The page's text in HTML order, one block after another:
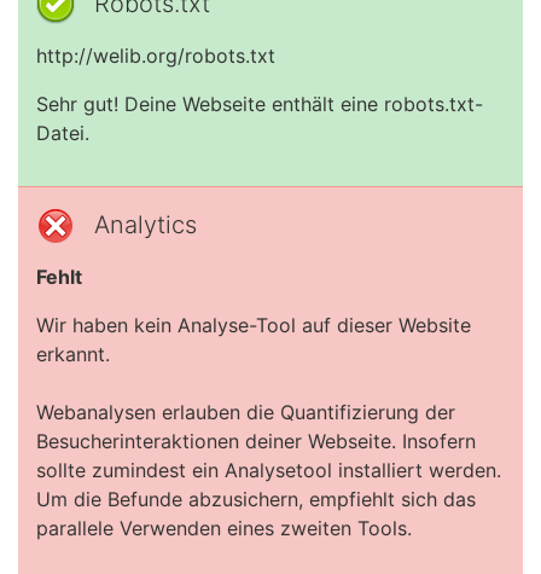
http://welib.org/robots.txt
Sehr gut! Deine Webseite enthält eine robots.txt-
Datei.
Analytics
Fehlt
Wir haben kein Analyse-Tool auf dieser Website
erkannt.
Webanalysen erlauben die Quantifizierung der
Besucherinteraktionen deiner Webseite. Insofern
sollte zumindest ein Analysetool installiert werden.
Um die Befunde abzusichern, empfiehlt sich das
parallele Verwenden eines zweiten Tools.